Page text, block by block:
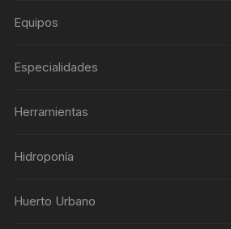
Equipos
Especialidades
Herramientas
Hidroponía
Huerto Urbano